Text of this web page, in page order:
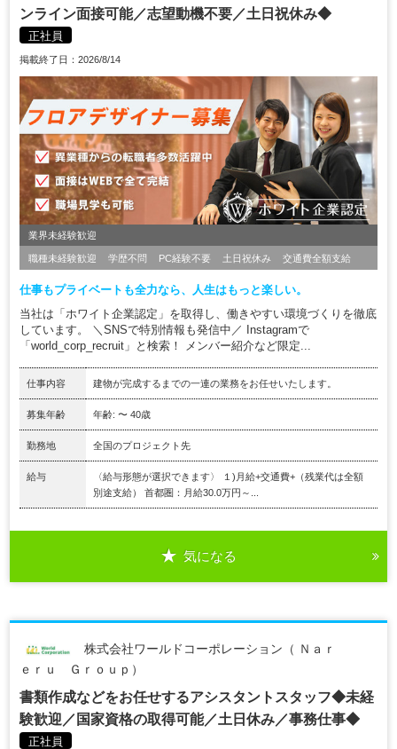
ンライン面接可能／志望動機不要／土日祝休み◆
正社員
掲載終了日：2026/8/14
業界未経験歓迎
職種未経験歓迎 学歴不問 PC経験不要 土日祝休み 交通費全額支給
仕事もプライベートも全力なら、人生はもっと楽しい。
当社は「ホワイト企業認定」を取得し、働きやすい環境づくりを徹底
しています。 ＼SNSで特別情報も発信中／ Instagramで
「world_corp_recruit」と検索！ メンバー紹介など限定...
仕事内容 建物が完成するまでの一連の業務をお任せいたします。
募集年齢 年齢: 〜 40歳
勤務地 全国のプロジェクト先
給与
〈給与形態が選択できます〉 １)月給+交通費+（残業代は全額
別途支給） 首都圏：月給30.0万円～...
気になる
株式会社ワールドコーポレーション（ Ｎａｒ
ｅｒｕ Ｇｒｏｕｐ）
書類作成などをお任せするアシスタントスタッフ◆未経
験歓迎／国家資格の取得可能／土日休み／事務仕事◆
正社員